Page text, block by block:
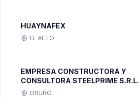
HUAYNAFEX
EL ALTO
EMPRESA CONSTRUCTORA Y
CONSULTORA STEELPRIME S.R.L.
ORURO